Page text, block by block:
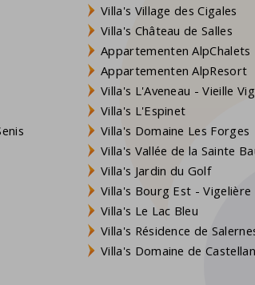
Villa's Village des Cigales
Villa's Château de Salles
Appartementen AlpChalets
Appartementen AlpResort
Villa's L'Aveneau - Vieille
Villa's L'Espinet
Villa's Domaine Les Forges
Villa's Vallée de la Sainte
Villa's Jardin du Golf
Villa's Bourg Est - Vigelière
Villa's Le Lac Bleu
Villa's Résidence de
Villa's Domaine de